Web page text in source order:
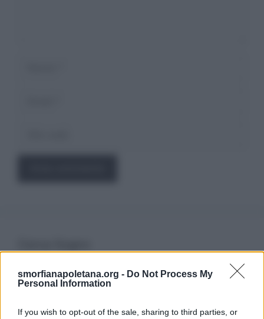
smorfianapoletana.org - Do Not Process My
Personal Information
If you wish to opt-out of the sale, sharing to third parties, or
Ricerca